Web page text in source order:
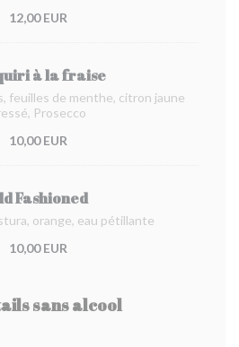
12,00 EUR
à la fraise
feuilles de menthe, citron jaune
Prosecco
10,00 EUR
Fashioned
orange, eau pétillante
10,00 EUR
sans alcool